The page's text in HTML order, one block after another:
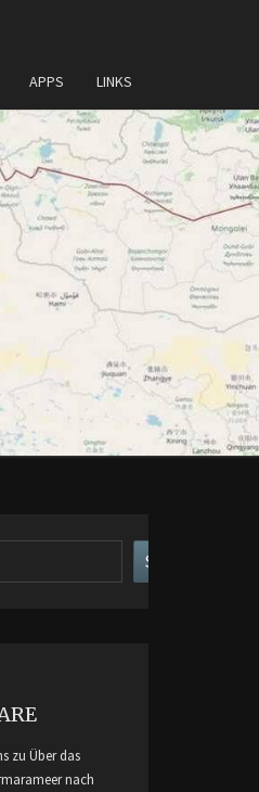
APPS LINKS
Suchen
zu Über das
nach